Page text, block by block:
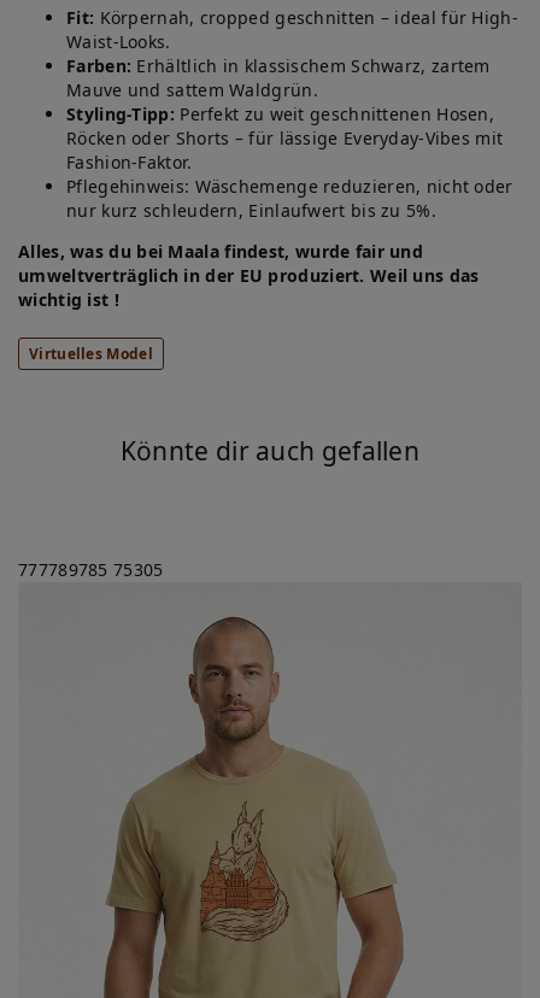
Fit: Körpernah, cropped geschnitten – ideal für High-
Waist-Looks.
Farben: Erhältlich in klassischem Schwarz, zartem
Mauve und sattem Waldgrün.
Styling-Tipp: Perfekt zu weit geschnittenen Hosen,
Röcken oder Shorts – für lässige Everyday-Vibes mit
Fashion-Faktor.
Pflegehinweis: Wäschemenge reduzieren, nicht oder
nur kurz schleudern, Einlaufwert bis zu 5%.
Alles, was du bei Maala findest, wurde fair und
umweltverträglich in der EU produziert. Weil uns das
wichtig ist !
Virtuelles Model
Könnte dir auch gefallen
777789785 75305